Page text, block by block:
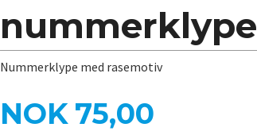
nummerklype
Nummerklype med rasemotiv
Tilbud
NOK 75,00